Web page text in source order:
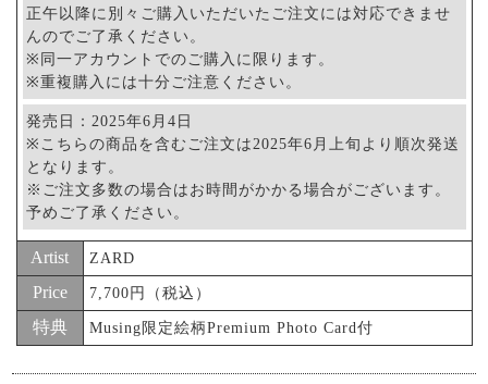
正午以降に別々ご購入いただいたご注文には対応できませ
んのでご了承ください。
※同一アカウントでのご購入に限ります。
※重複購入には十分ご注意ください。
発売日：2025年6月4日
※こちらの商品を含むご注文は2025年6月上旬より順次発送
となります。
※ご注文多数の場合はお時間がかかる場合がございます。
予めご了承ください。
Artist ZARD
Price 7,700円（税込）
特典 Musing限定絵柄Premium Photo Card付